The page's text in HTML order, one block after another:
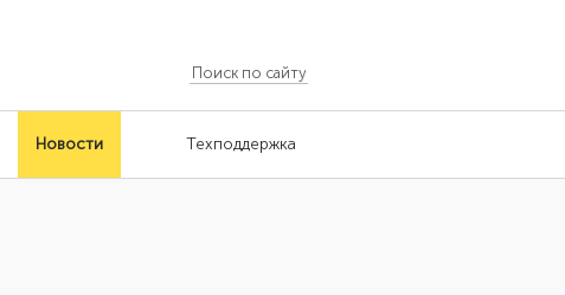
Новости Техподдержка